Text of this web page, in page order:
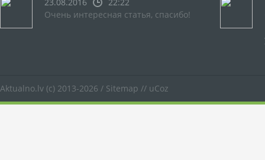
Очень интересная статья, спасибо!
Aktualno.lv (c) 2013-2026 / Sitemap // uCoz